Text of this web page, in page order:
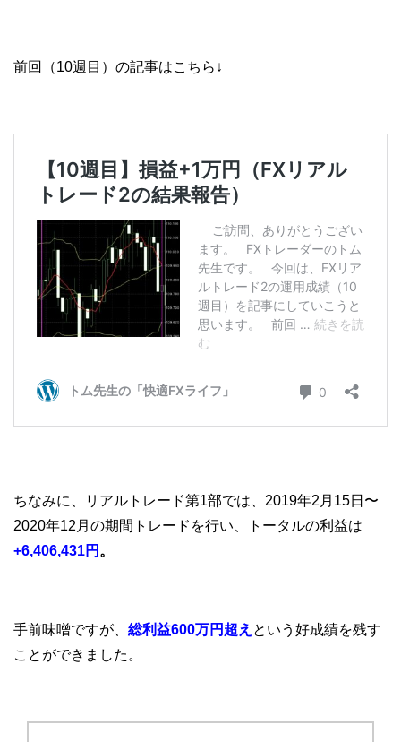
前回（10週目）の記事はこちら↓
ちなみに、リアルトレード第1部では、2019年2月15日〜
2020年12月の期間トレードを行い、トータルの利益は
+6,406,431円 。
手前味噌ですが、 総利益600万円超え という好成績を残す
ことができました。